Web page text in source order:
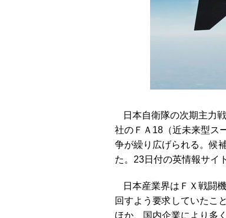
日本自衛隊の次期主力
社のＦＡ18（近未来型ス
争が繰り広げられる。候
た。23日付の英情報サイ
日本産業界はＦＸ戦闘
回すよう要求していたこ
ほか、国内企業により多